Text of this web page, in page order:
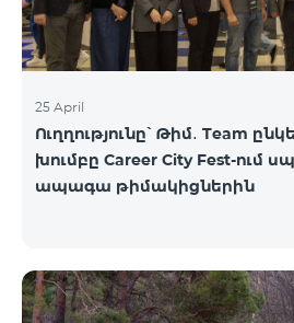
25 April
Ուղղությունը՝ Թիմ․ Team
խումբը Career City Fest-ում
ապագա թիմակիցներին